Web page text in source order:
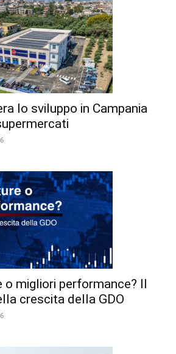
lo sviluppo in Campania
o migliori performance? Il
crescita della GDO